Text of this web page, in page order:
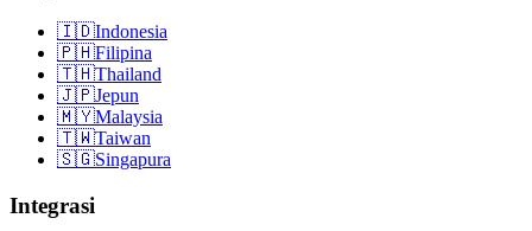
🇮🇩Indonesia
🇵🇭Filipina
🇹🇭Thailand
🇯🇵Jepun
🇲🇾Malaysia
🇹🇼Taiwan
🇸🇬Singapura
Integrasi